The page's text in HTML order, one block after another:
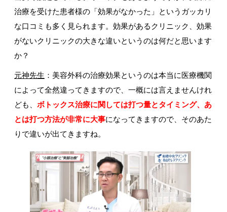
治療を受けた患者様の「効果がなかった」というガッカリ
な口コミも多く見られます。効果があるクリニック、効果
がないクリニックの大きな違いというのは何だと思います
か？
元神先生 ：美容外科の治療効果というのは本当に医療機関
によって全然違ってきますので、一概には言えませんけれ
ども、 ボトックス治療に関しては打つ量とタイミング、あ
とは打つ方法が非常に大事になってきますので、そのあた
りで違いが出てきますね。